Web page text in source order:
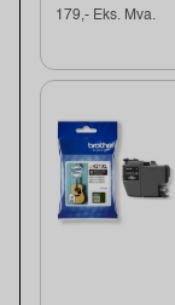
179,- Eks. Mva.